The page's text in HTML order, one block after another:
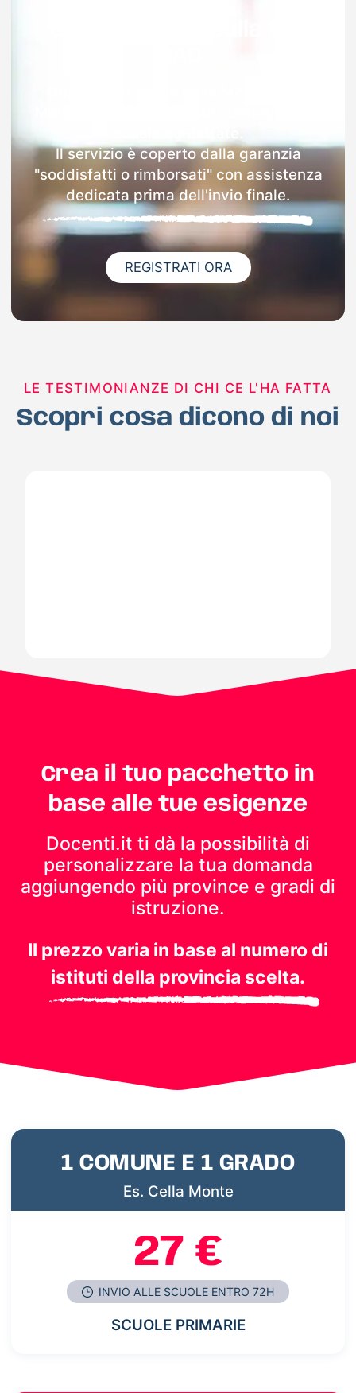
Il servizio è coperto dalla garanzia
"soddisfatti o rimborsati" con assistenza
dedicata prima dell'invio finale.
REGISTRATI ORA
LE TESTIMONIANZE DI CHI CE L'HA FATTA
Scopri cosa dicono di noi
Crea il tuo pacchetto in
base alle tue esigenze
Docenti.it ti dà la possibilità di
personalizzare la tua domanda
aggiungendo più province e gradi di
istruzione.
Il prezzo varia in base al numero di
istituti della provincia scelta.
1 COMUNE E 1 GRADO
Es. Cella Monte
27 €
INVIO ALLE SCUOLE ENTRO 72H
SCUOLE PRIMARIE